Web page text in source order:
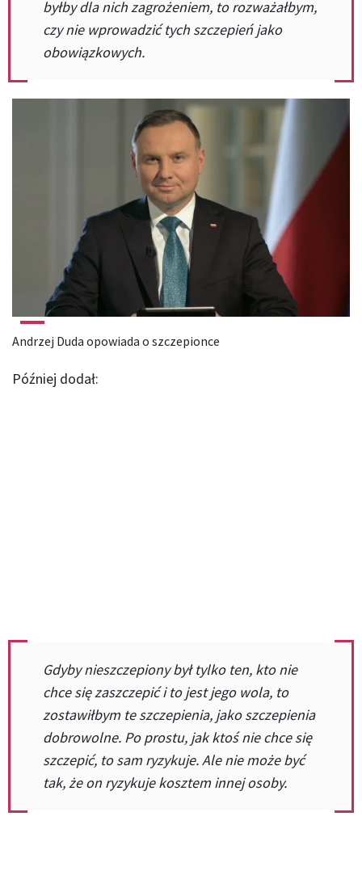
byłby dla nich zagrożeniem, to rozważałbym,
czy nie wprowadzić tych szczepień jako
obowiązkowych.
Andrzej Duda opowiada o szczepionce
Później dodał:
Gdyby nieszczepiony był tylko ten, kto nie
chce się zaszczepić i to jest jego wola, to
zostawiłbym te szczepienia, jako szczepienia
dobrowolne. Po prostu, jak ktoś nie chce się
szczepić, to sam ryzykuje. Ale nie może być
tak, że on ryzykuje kosztem innej osoby.